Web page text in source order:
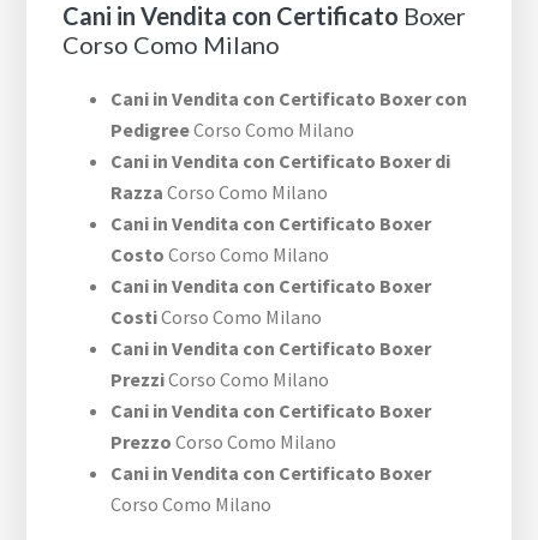
Cani in Vendita con Certificato Boxer
Corso Como Milano
Cani in Vendita con Certificato Boxer con
PedigreeCorso Como Milano
Cani in Vendita con Certificato Boxer di
Razza Corso Como Milano
Cani in Vendita con Certificato Boxer
Costo Corso Como Milano
Cani in Vendita con Certificato Boxer
CostiCorso Como Milano
Cani in Vendita con Certificato Boxer
PrezziCorso Como Milano
Cani in Vendita con Certificato Boxer
Prezzo Corso Como Milano
Cani in Vendita con Certificato Boxer
Corso Como Milano